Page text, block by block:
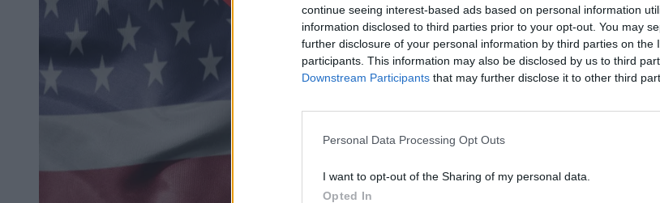
continue seeing interest-based ads based on personal information
information disclosed to third parties prior to your opt-out. You may
further disclosure of your personal information by third parties on the
participants. This information may also be disclosed by us to third
Downstream Participants that may further disclose it to other third
Personal Data Processing Opt Outs
I want to opt-out of the Sharing of my personal data.
Opted In